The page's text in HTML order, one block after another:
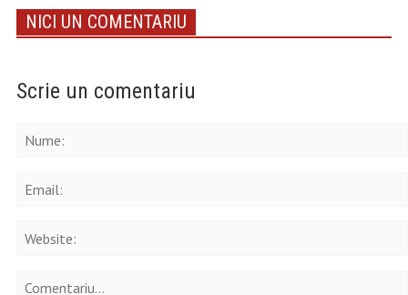
NICI UN COMENTARIU
Scrie un comentariu